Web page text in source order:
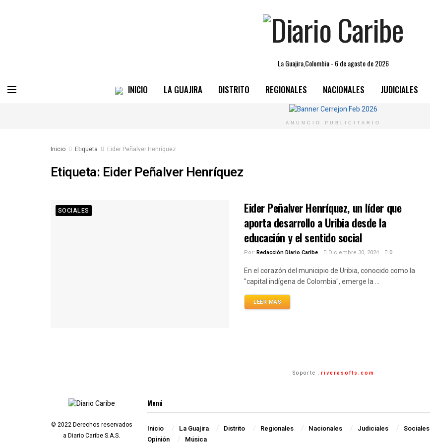
La Guajira,Colombia - 6 de agosto de 2026
INICIO LA GUAJIRA DISTRITO REGIONALES NACIONALES JUDICIALES
ANUNCIO PUBLICITARIO
Inicio Etiqueta Eider Peñalver Henríquez
Etiqueta: Eider Peñalver Henríquez
SOCIALES
Eider Peñalver Henríquez, un líder que
aporta desarrollo a Uribia desde la
educación y el sentido social
Por: Redacción Diario Caribe Diciembre 30, 2024 0
En el corazón del municipio de Uribia, conocido como la
"capital indígena de Colombia", emerge la ...
LEER MÁS
Soporte : riverasofts.com
© 2022 Derechos reservados
a Diario Caribe S.A.S.
Menú
Inicio La Guajira Distrito Regionales Nacionales Judiciales
Sociales
Opinión
Música